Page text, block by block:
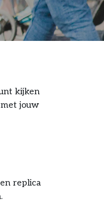
kijken
jouw
replica